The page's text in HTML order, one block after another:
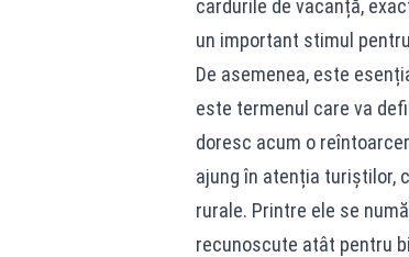
cardurile de vacanță,
un important stimul
De asemenea, este
este termenul care va
doresc acum o
ajung în atenția turiștilor,
rurale. Printre ele se
recunoscute atât pentru